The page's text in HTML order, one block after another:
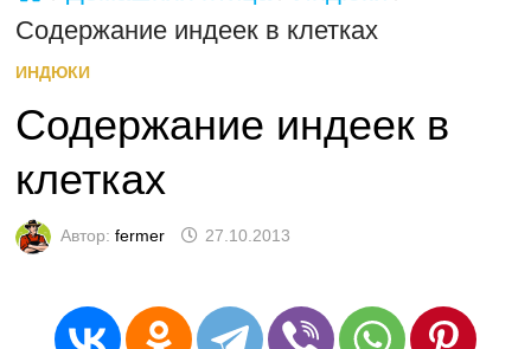
Содержание индеек в клетках
ИНДЮКИ
Содержание индеек в
клетках
Автор: fermer 27.10.2013